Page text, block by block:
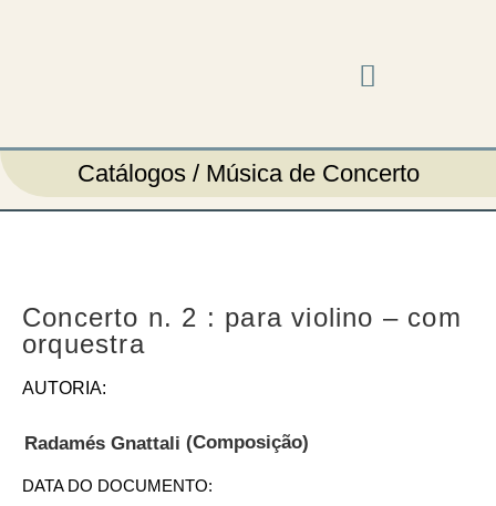
Catálogos / Música de Concerto
Concerto n. 2 : para violino – com
orquestra
AUTORIA:
Radamés Gnattali (Composição)
DATA DO DOCUMENTO: